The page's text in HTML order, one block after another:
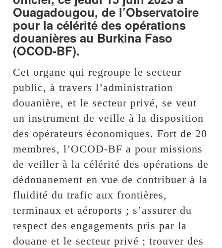
Ouagadougou, de l’Observatoire
pour la célérité des opérations
douanières au Burkina Faso
(OCOD-BF).
Cet organe qui regroupe le secteur
public, à travers l’administration
douanière, et le secteur privé, se veut
un instrument de veille à la disposition
des opérateurs économiques. Fort de 20
membres, l’OCOD-BF a pour missions
de veiller à la célérité des opérations de
dédouanement en vue de contribuer à la
fluidité du trafic aux frontières,
terminaux et aéroports ; s’assurer du
respect des engagements pris par la
douane et le secteur privé ; trouver des